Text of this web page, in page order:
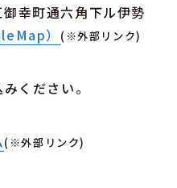
幸町通六角下ル伊勢
） (※外部リンク)
ください。
(※外部リンク)